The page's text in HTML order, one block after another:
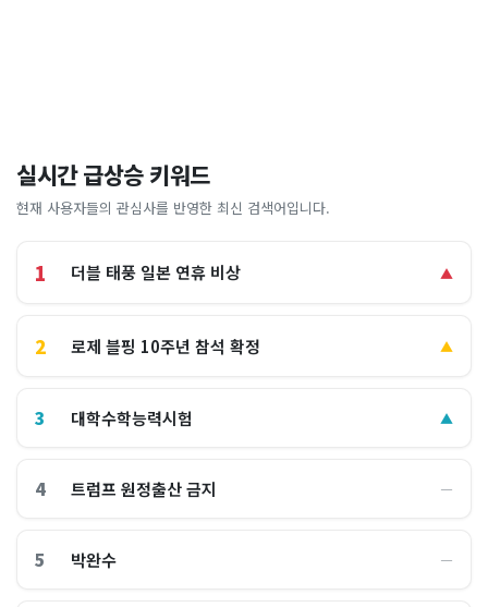
실시간 급상승 키워드
현재 사용자들의 관심사를 반영한 최신 검색어입니다.
1 더블 태풍 일본 연휴 비상 ▲
2 로제 블핑 10주년 참석 확정 ▲
3 대학수학능력시험 ▲
4 트럼프 원정출산 금지 ―
5 박완수 ―